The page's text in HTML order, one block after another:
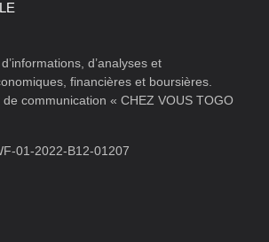
d’analyses et
financières et boursières.
de communication « CHEZ VOUS TOGO
01-2022-B12-01207